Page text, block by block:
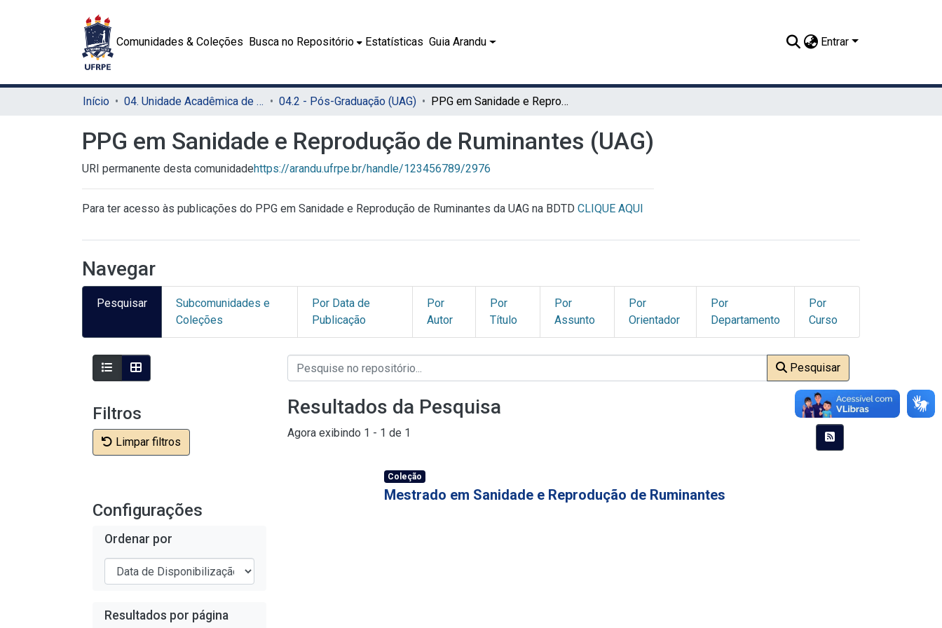
Comunidades & Coleções Busca no Repositório Estatísticas Guia Arandu Entrar
Início 04. Unidade Acadêmica de Garanhuns (UAG) 04.2 - Pós-Graduação (UAG) PPG em Sanidade e Reprodução de Ruminantes (UAG)
PPG em Sanidade e Reprodução de Ruminantes (UAG)
URI permanente desta comunidadehttps://arandu.ufrpe.br/handle/123456789/2976
Para ter acesso às publicações do PPG em Sanidade e Reprodução de Ruminantes da UAG na BDTD CLIQUE AQUI
Navegar
Pesquisar
Subcomunidades e
Coleções
Por Data de
Publicação
Por
Autor
Por
Título
Por
Assunto
Por
Orientador
Por
Departamento
Por
Curso
Filtros
Limpar filtros
Configurações
Ordenar por
Resultados por página
Pesquisar
Resultados da Pesquisa
Agora exibindo 1 - 1 de 1
Coleção
Mestrado em Sanidade e Reprodução de Ruminantes